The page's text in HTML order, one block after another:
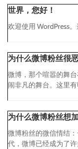
世界，您好！
欢迎使用 WordPress
为什么微博粉丝很
微博，那个喧嚣的舞
闹非凡的舞台。这里
为什么微博粉丝想
微博粉丝的微信情结
代，微博已经成为了